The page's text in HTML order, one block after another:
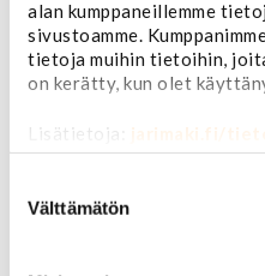
alan kumppaneillemme
sivustoamme.
tietoja muihin tietoihin,
on kerätty, kun olet
Lisätietoja: jarimaki.fi/
valinta
Välttämätön
Lavatarvikkeet